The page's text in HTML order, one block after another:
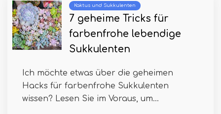
Kaktus und Sukkulenten
7 geheime Tricks für
farbenfrohe lebendige
Sukkulenten
Ich möchte etwas über die geheimen
Hacks für farbenfrohe Sukkulenten
wissen? Lesen Sie im Voraus, um...